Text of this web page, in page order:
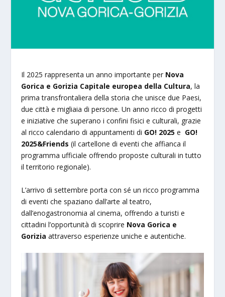
Il 2025 rappresenta un anno importante per Nova
Gorica e Gorizia Capitale europea della Cultura, la
prima transfrontaliera della storia che unisce due Paesi,
due città e migliaia di persone. Un anno ricco di progetti
e iniziative che superano i confini fisici e culturali, grazie
al ricco calendario di appuntamenti di GO! 2025 e GO!
2025&Friends(il cartellone di eventi che affianca il
programma ufficiale offrendo proposte culturali in tutto
il territorio regionale).
L’arrivo di settembre porta con sé un ricco programma
di eventi che spaziano dall’arte al teatro,
dall’enogastronomia al cinema, offrendo a turisti e
cittadini l’opportunità di scoprire Nova Gorica e
Goriziaattraverso esperienze uniche e autentiche.